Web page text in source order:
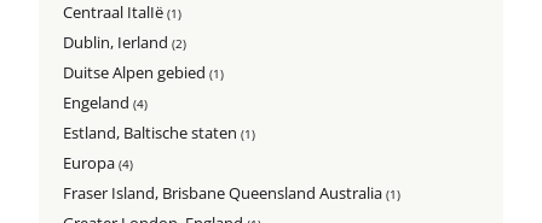
Centraal ItalIë(1)
Dublin, Ierland(2)
Duitse Alpen gebied(1)
Engeland(4)
Estland, Baltische staten(1)
Europa(4)
Fraser Island, Brisbane Queensland Australia(1)